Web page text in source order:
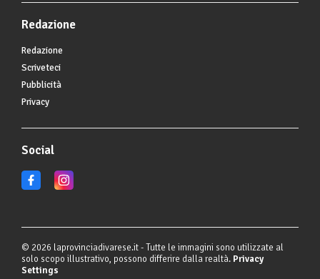
Redazione
Redazione
Scriveteci
Pubblicità
Privacy
Social
© 2026 laprovinciadivarese.it - Tutte le immagini sono utilizzate al
solo scopo illustrativo, possono differire dalla realtà. Privacy
Settings